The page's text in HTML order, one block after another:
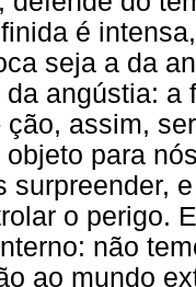
é
seja a da
angústia: a
ção, assim,
para
surpreender,
o perigo.
não
ao mundo